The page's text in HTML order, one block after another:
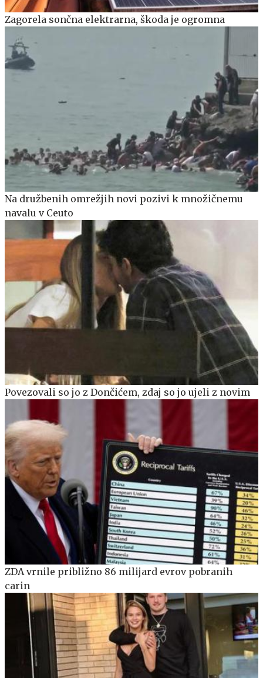
Zagorela sončna elektrarna, škoda je ogromna
Na družbenih omrežjih novi pozivi k množičnemu
navalu v Ceuto
Povezovali so jo z Dončićem, zdaj so jo ujeli z novim
ZDA vrnile približno 86 milijard evrov pobranih
carin